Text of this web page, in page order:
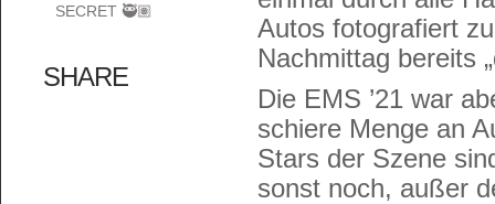
SECRET 🥷🏽
SHARE
Autos fotografiert
Nachmittag bereits
Die EMS ’21 war
schiere Menge an
Stars der Szene
sonst noch, außer